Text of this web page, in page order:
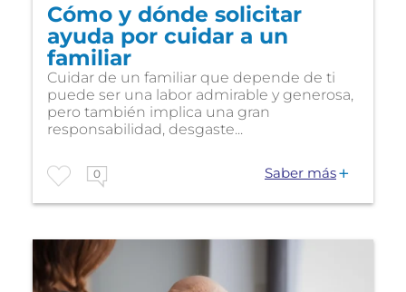
Cómo y dónde solicitar
ayuda por cuidar a un
familiar
Cuidar de un familiar que depende de ti
puede ser una labor admirable y generosa,
pero también implica una gran
responsabilidad, desgaste...
0 Saber más